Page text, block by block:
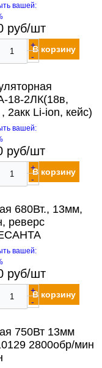
вашей:
руб/шт
+
-
В корзину
2ЛК(18в,
2акк Li-ion, кейс)
вашей:
руб/шт
+
-
В корзину
680Вт., 13мм,
реверс
вашей:
руб/шт
+
-
В корзину
750Вт 13мм
2800обр/мин